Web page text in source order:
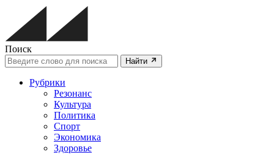
Поиск
Найти
Рубрики
Резонанс
Культура
Политика
Спорт
Экономика
Здоровье